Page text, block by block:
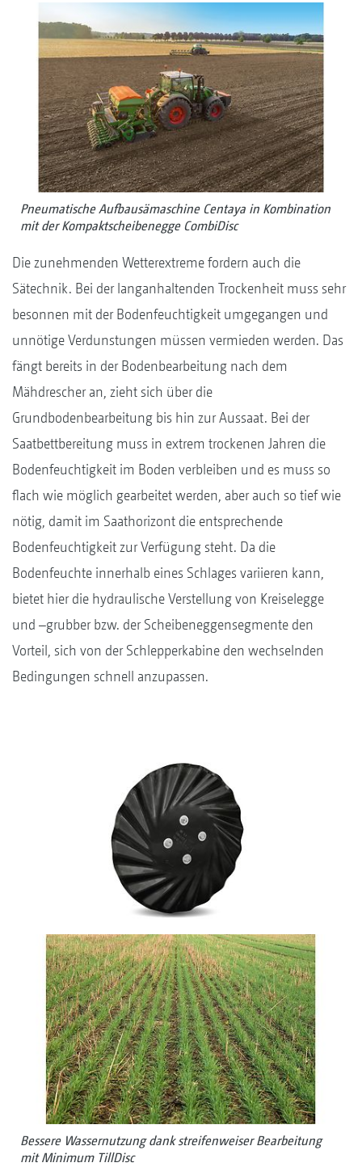
Pneumatische Aufbausämaschine Centaya in Kombination
mit der Kompaktscheibenegge CombiDisc
Die zunehmenden Wetterextreme fordern auch die
Sätechnik. Bei der langanhaltenden Trockenheit muss sehr
besonnen mit der Bodenfeuchtigkeit umgegangen und
unnötige Verdunstungen müssen vermieden werden. Das
fängt bereits in der Bodenbearbeitung nach dem
Mähdrescher an, zieht sich über die
Grundbodenbearbeitung bis hin zur Aussaat. Bei der
Saatbettbereitung muss in extrem trockenen Jahren die
Bodenfeuchtigkeit im Boden verbleiben und es muss so
flach wie möglich gearbeitet werden, aber auch so tief wie
nötig, damit im Saathorizont die entsprechende
Bodenfeuchtigkeit zur Verfügung steht. Da die
Bodenfeuchte innerhalb eines Schlages variieren kann,
bietet hier die hydraulische Verstellung von Kreiselegge
und –grubber bzw. der Scheibeneggensegmente den
Vorteil, sich von der Schlepperkabine den wechselnden
Bedingungen schnell anzupassen.
Bessere Wassernutzung dank streifenweiser Bearbeitung
mit Minimum TillDisc